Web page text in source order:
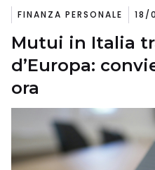
FINANZA PERSONALE 18/
Mutui in Italia
d’Europa:
ora